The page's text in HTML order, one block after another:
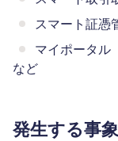
スマート証憑
マイポータル
など
発生する事